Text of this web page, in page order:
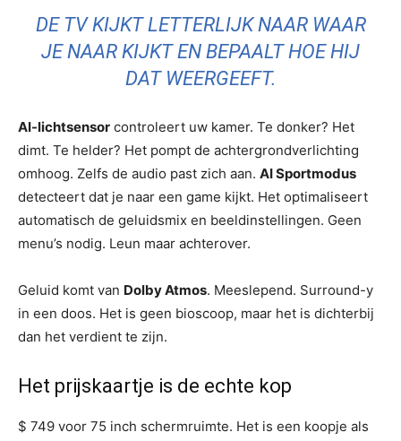
DE TV KIJKT LETTERLIJK NAAR WAAR
JE NAAR KIJKT EN BEPAALT HOE HIJ
DAT WEERGEEFT.
AI-lichtsensor controleert uw kamer. Te donker? Het
dimt. Te helder? Het pompt de achtergrondverlichting
omhoog. Zelfs de audio past zich aan. AI Sportmodus
detecteert dat je naar een game kijkt. Het optimaliseert
automatisch de geluidsmix en beeldinstellingen. Geen
menu’s nodig. Leun maar achterover.
Geluid komt van Dolby Atmos. Meeslepend. Surround-y
in een doos. Het is geen bioscoop, maar het is dichterbij
dan het verdient te zijn.
Het prijskaartje is de echte kop
$ 749 voor 75 inch schermruimte. Het is een koopje als